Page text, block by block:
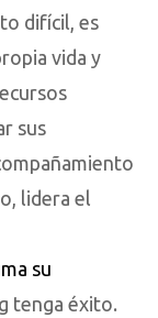
difícil, es
vida y
sus
lidera el
su
tenga éxito.